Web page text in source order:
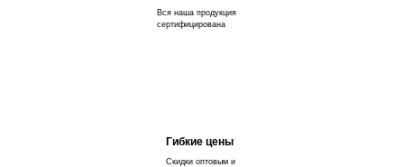
Вся наша продукция
сертифицирована
Гибкие цены
Скидки оптовым и